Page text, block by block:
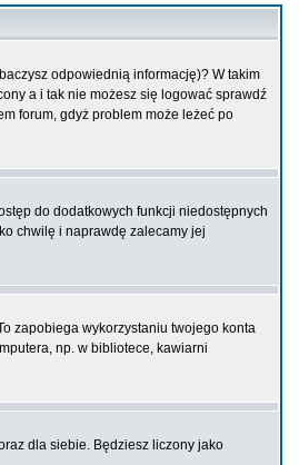
odpowiednią informację)? W takim
a i tak nie możesz się logować sprawdź
forum, gdyż problem może leżeć po
do dodatkowych funkcji niedostępnych
chwilę i naprawdę zalecamy jej
zapobiega wykorzystaniu twojego konta
np. w bibliotece, kawiarni
dla siebie. Będziesz liczony jako